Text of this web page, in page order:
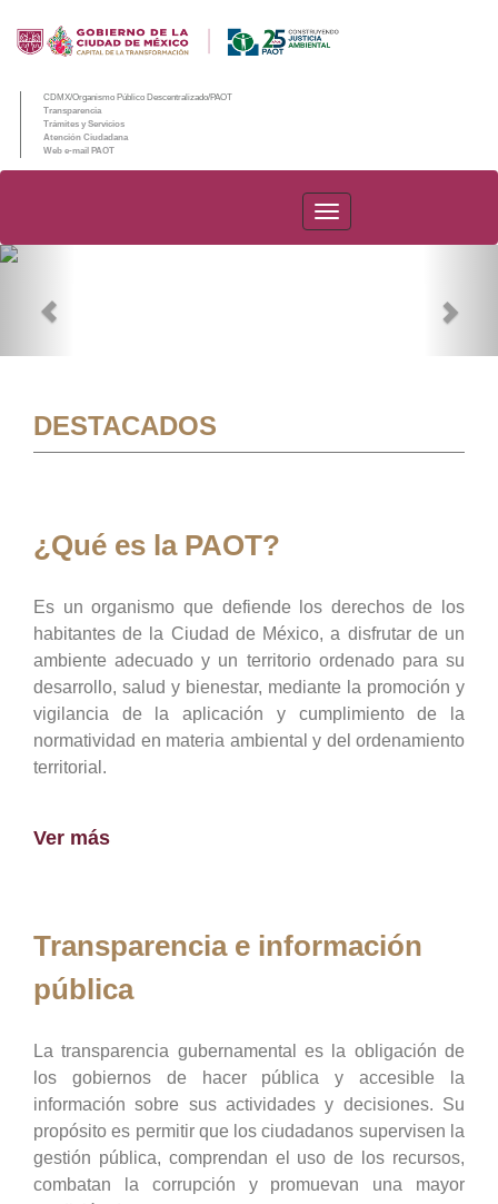
CDMX/Organismo Público Descentralizado/PAOT
Transparencia
Trámites y Servicios
Atención Ciudadana
Web e-mail PAOT
PAOT
DESTACADOS
¿Qué es la PAOT?
Es un organismo que defiende los derechos de los
habitantes de la Ciudad de México, a disfrutar de un
ambiente adecuado y un territorio ordenado para su
desarrollo, salud y bienestar, mediante la promoción y
vigilancia de la aplicación y cumplimiento de la
normatividad en materia ambiental y del ordenamiento
territorial.
Ver más
Transparencia e información
pública
La transparencia gubernamental es la obligación de
los gobiernos de hacer pública y accesible la
información sobre sus actividades y decisiones. Su
propósito es permitir que los ciudadanos supervisen la
gestión pública, comprendan el uso de los recursos,
combatan la corrupción y promuevan una mayor